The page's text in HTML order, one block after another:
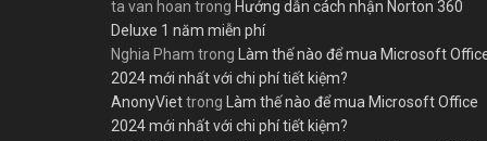
ta van hoan trong Hướng dẫn cách nhận Norton 360
Deluxe 1 năm miễn phí
Nghia Pham trong Làm thế nào để mua Microsoft
2024 mới nhất với chi phí tiết kiệm?
AnonyViettrong Làm thế nào để mua Microsoft Office
2024 mới nhất với chi phí tiết kiệm?